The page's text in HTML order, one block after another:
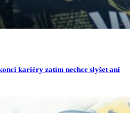
kariéry zatím nechce slyšet ani